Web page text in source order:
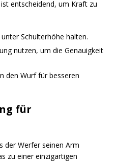
entscheidend, um Kraft zu
Schulterhöhe halten.
nutzen, um die Genauigkeit
den Wurf für besseren
für
der Werfer seinen Arm
zu einer einzigartigen